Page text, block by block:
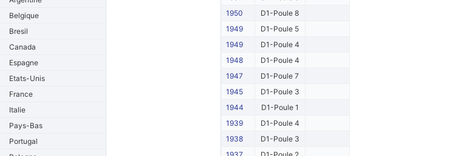
Belgique
Bresil
Canada
Espagne
Etats-Unis
France
Italie
Pays-Bas
Portugal
1950
D1-Poule 8
1949
D1-Poule 5
1949
D1-Poule 4
1948
D1-Poule 4
1947
D1-Poule 7
1945
D1-Poule 3
1944
D1-Poule 1
1939
D1-Poule 4
1938
D1-Poule 3